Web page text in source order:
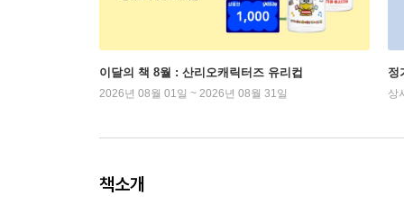
이달의 책 8월 : 산리오캐릭터즈 유리컵
2026년 08월 01일 ~ 2026년 08월 31일
정
상
책소개